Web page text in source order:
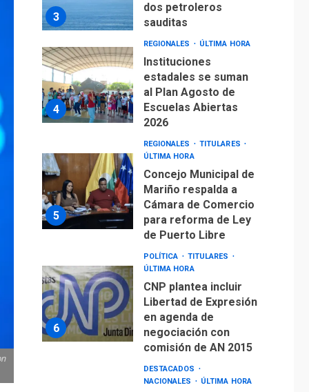
3
dos petroleros
sauditas
4
REGIONALES ÚLTIMA HORA
Instituciones
estadales se suman
al Plan Agosto de
Escuelas Abiertas
2026
5
REGIONALES
TITULARES
ÚLTIMA HORA
Concejo Municipal de
Mariño respalda a
Cámara de Comercio
para reforma de Ley
de Puerto Libre
6
POLÍTICA
TITULARES
ÚLTIMA HORA
CNP plantea incluir
Libertad de Expresión
en agenda de
negociación con
comisión de AN 2015
DESTACADOS
NACIONALES
ÚLTIMA HORA